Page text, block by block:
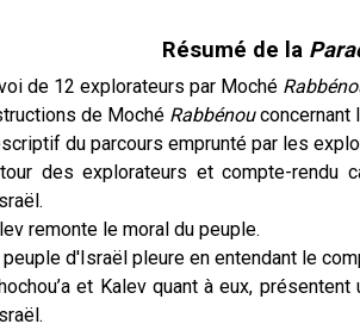
Résumé de la
de 12 explorateurs par Moché
de Moché Rabbénouconcernant
du parcours emprunté par les
des explorateurs et compte-rendu
remonte le moral du peuple.
peuple d'Israël pleure en entendant le
et Kalev quant à eux,